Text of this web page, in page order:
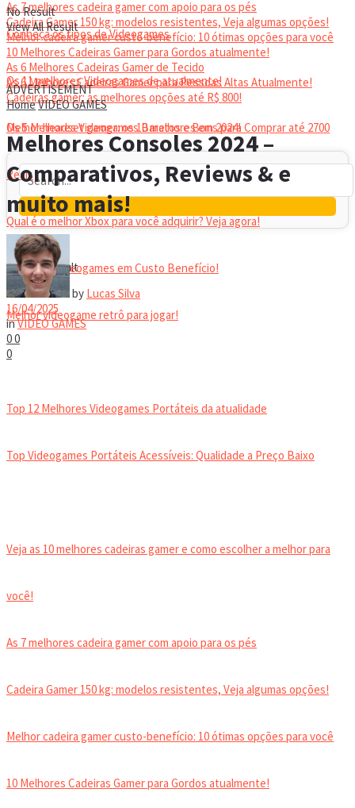
As 7 melhores cadeira gamer com apoio para os pés
Cadeira Gamer 150 kg: modelos resistentes, Veja algumas opções!
Melhor cadeira gamer custo-benefício: 10 ótimas opções para você
10 Melhores Cadeiras Gamer para Gordos atualmente!
As 6 Melhores Cadeiras Gamer de Tecido
As 6 Melhores Cadeiras Gamer para Pessoas Altas Atualmente!
Cadeiras gamer: as melhores opções até R$ 800!
HEADSET
Melhor headset gamer: os 10 melhores em 2024!
No Result
View All Result
Conheça os tipos de Videogames
Os 11 melhores Videogames de atualmente!
Os 5 Melhores Videogames Baratos e Bons para Comprar até 2700
Reais
Qual é o melhor Xbox para você adquirir? Veja agora!
Melhores Videogames em Custo Benefício!
Melhor videogame retrô para jogar!
VIDEOGAMES PORTÁTEIS
Top 12 Melhores Videogames Portáteis da atualidade
Top Videogames Portáteis Acessíveis: Qualidade a Preço Baixo
Veja as 10 melhores cadeiras gamer e como escolher a melhor para
você!
As 7 melhores cadeira gamer com apoio para os pés
Cadeira Gamer 150 kg: modelos resistentes, Veja algumas opções!
Melhor cadeira gamer custo-benefício: 10 ótimas opções para você
10 Melhores Cadeiras Gamer para Gordos atualmente!
No Result
View All Result
ADVERTISEMENT
HomeVIDEO GAMES
Melhores Consoles 2024 –
Comparativos, Reviews & e
muito mais!
by Lucas Silva
16/04/2025
inVIDEO GAMES
00
0